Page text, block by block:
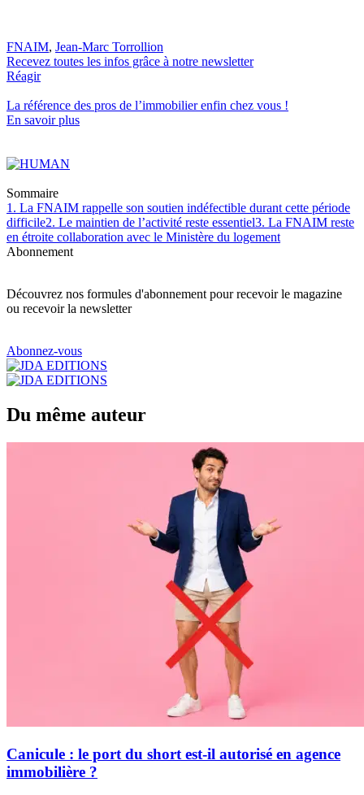
FNAIM, Jean-Marc Torrollion
Recevez toutes les infos grâce à notre newsletter
Réagir
La référence des pros de l’immobilierenfin chez vous !
En savoir plus
Sommaire
1. La FNAIM rappelle son soutien indéfectible durant cette période
difficile2. Le maintien de l’activité reste essentiel3. La FNAIM reste
en étroite collaboration avec le Ministère du logement
Abonnement
Découvrez nos formules d'abonnement pour recevoir le magazine
ou recevoir la newsletter
Abonnez-vous
Du même auteur
Canicule : le port du short est-il autorisé en agence
immobilière ?